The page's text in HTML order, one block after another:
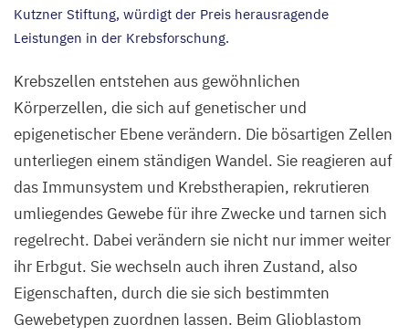
Kutzner Stiftung, würdigt der Preis herausragende
Leistungen in der Krebsforschung.
Krebszellen entstehen aus gewöhnlichen
Körperzellen, die sich auf genetischer und
epigenetischer Ebene verändern. Die bösartigen Zellen
unterliegen einem ständigen Wandel. Sie reagieren auf
das Immunsystem und Krebstherapien, rekrutieren
umliegendes Gewebe für ihreZwecke und tarnen sich
regelrecht. Dabei verändern sie nicht nur immer weiter
ihr Erbgut. Sie wechseln auch ihren Zustand, also
Eigenschaften, durch die sie sich bestimmten
Gewebetypen zuordnen lassen. Beim Glioblastom